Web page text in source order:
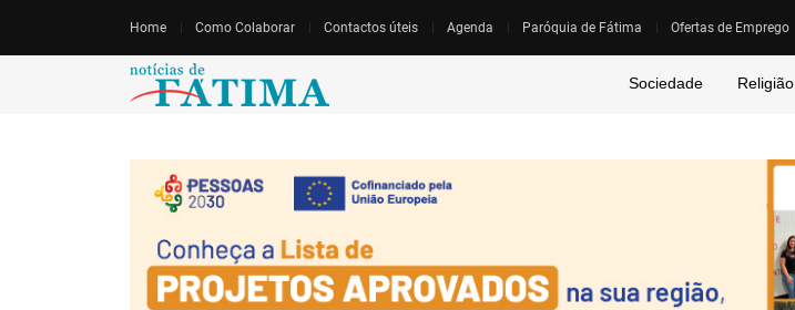
Home Como Colaborar Contactos úteis Agenda Paróquia de Fátima Ofertas de Emprego
Sociedade Religião